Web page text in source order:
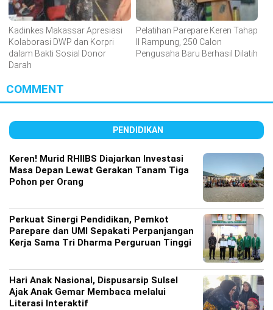
Kadinkes Makassar Apresiasi
Kolaborasi DWP dan Korpri
dalam Bakti Sosial Donor
Darah
Pelatihan Parepare Keren Tahap
II Rampung, 250 Calon
Pengusaha Baru Berhasil Dilatih
COMMENT
PENDIDIKAN
Keren! Murid RHIIBS Diajarkan Investasi
Masa Depan Lewat Gerakan Tanam Tiga
Pohon per Orang
Perkuat Sinergi Pendidikan, Pemkot
Parepare dan UMI Sepakati Perpanjangan
Kerja Sama Tri Dharma Perguruan Tinggi
Hari Anak Nasional, Dispusarsip Sulsel
Ajak Anak Gemar Membaca melalui
Literasi Interaktif